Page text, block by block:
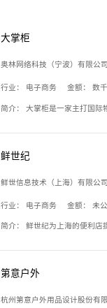
大掌柜
奥林网络科技（宁波）有限公司
行业： 电子商务 金额： 数
简介： 大掌柜是一家主打国际物流及跨境物流的服务云平台，致力于帮助全球国际物流企业在互联网上建立自己的平台
鲜世纪
鲜世信息技术（上海）有限公司
行业： 电子商务 金额： 未
简介： 鲜世纪为上海的便利店提供生鲜标准化商品的供应链服务，帮商家解决生鲜采购、运营问题，帮助商家销售。平台提供的商品覆盖果蔬肉类、常温与低温奶制品、冷
第意户外
杭州第意户外用品设计股份有